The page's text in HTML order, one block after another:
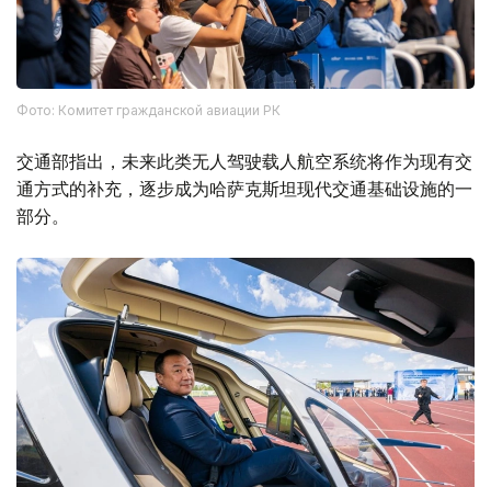
Фото: Комитет гражданской авиации РК
交通部指出，未来此类无人驾驶载人航空系统将作为现有交
通方式的补充，逐步成为哈萨克斯坦现代交通基础设施的一
部分。